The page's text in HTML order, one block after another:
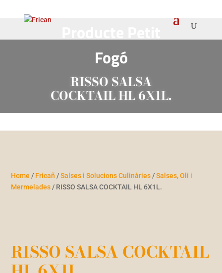
Fogó
RISSO SALSA
COCKTAIL HL 6X1L.
Home / Fricañ /Salses i Solucions Culinàries /Salses, Oli i
Mermelades / RISSO SALSA COCKTAIL HL 6X1L.
RISSO SALSA COCKTAIL